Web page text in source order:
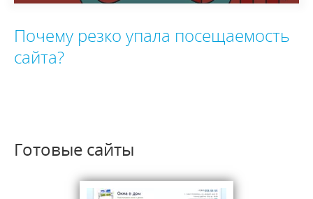
Почему резко упала посещаемость
сайта?
Готовые сайты